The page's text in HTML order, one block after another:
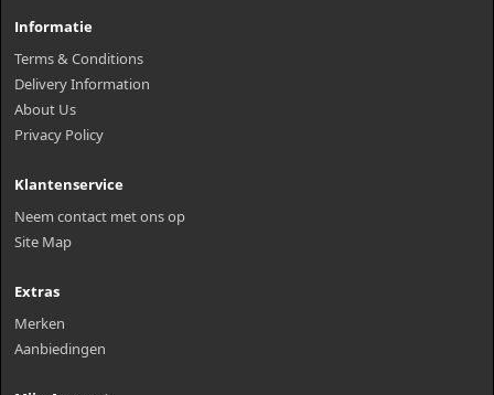
Informatie
Terms & Conditions
Delivery Information
About Us
Privacy Policy
Klantenservice
Neem contact met ons op
Site Map
Extras
Merken
Aanbiedingen